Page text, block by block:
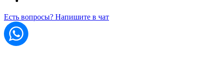
Есть вопросы? Напишите в чат